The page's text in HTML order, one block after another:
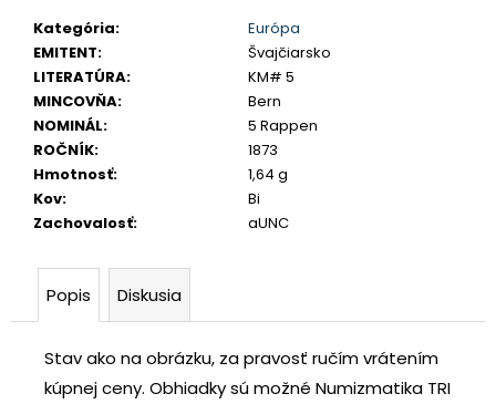
Kategória:
Európa
EMITENT:
Švajčiarsko
LITERATÚRA:
KM# 5
MINCOVŇA:
Bern
NOMINÁL:
5 Rappen
ROČNÍK:
1873
Hmotnosť:
1,64 g
Kov:
Bi
Zachovalosť: aUNC
Popis Diskusia
Stav ako na obrázku, za pravosť ručím vrátením
kúpnej ceny. Obhiadky sú možné Numizmatika TRI
m
e
LEOPOLD
GRAJCIAR
1706
IP
SANKT
€80